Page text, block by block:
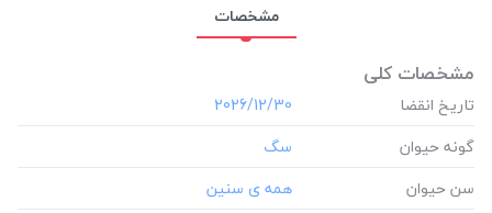
مشخصات
مشخصات کلی
تاریخ انقضا
‎2026/12/30
گونه حیوان
سن حیوان